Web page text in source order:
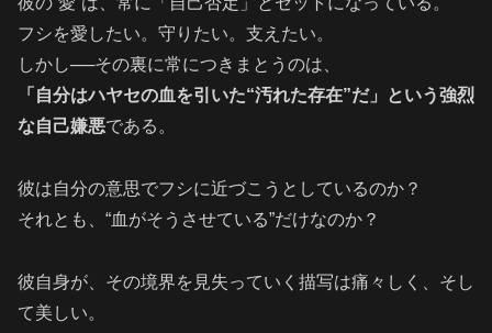
フシを愛したい。守りたい。支えたい。
しかし──その裏に常につきまとうのは、
「自分はハヤセの血を引いた“汚れた存在”だ」という強烈
な自己嫌悪である。
彼は自分の意思でフシに近づこうとしているのか？
それとも、“血がそうさせている”だけなのか？
彼自身が、その境界を見失っていく描写は痛々しく、そし
て美しい。